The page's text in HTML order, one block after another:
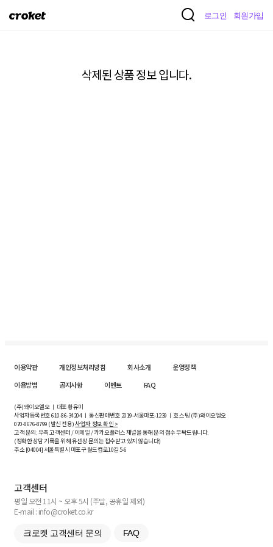
크
로그인 회원가입
삭제된 상품 정보 입니다.
이용약관 개인정보처리방침 회사소개
운영정책
이용방법
공지사항 이벤트 FAQ
(주)와이오엘오 ㅣ 대표 황유미
사업자등록번호610-86-34204ㅣ 통신판매번호 2019-서울마포-1239 ㅣ 호스팅 (주)와이오엘오
070-8676-8799 (발신 전용)사업자 정보 확인 >
고객 문의: 우측 고객센터 / 이메일 / 카카오플러스 채널을 통해 문의 접수 부탁드립니다.
(정확한 상담 기록을 위해 유선상 문의는 접수받고 있지 않습니다)
주소 [04004] 서울특별시 마포구 월드컵로10길5-6
고객센터
평일 오전 11시 ~ 오후 5시 (주말, 공휴일 제외)
E-mail : info@croket.co.kr
크로켓 고객센터 문의 FAQ